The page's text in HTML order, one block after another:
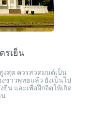
รเย็น
งสุด ควรสวดมนต์เป็น
ชาวพุทธแล้ว ยังเป็นไป
น และเพื่อฝึกจิตให้เกิด